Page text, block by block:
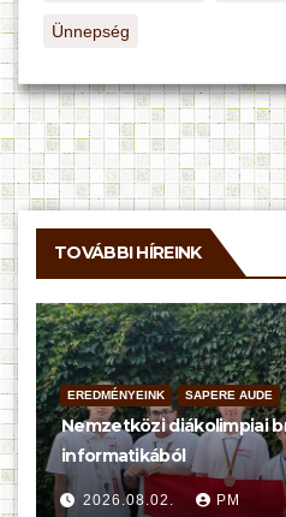
Ünnepség
TOVÁBBI HÍREINK
EREDMÉNYEINK SAPERE AUDE
Nemzetközi diákolimpiai
informatikából
2026.08.02. PM